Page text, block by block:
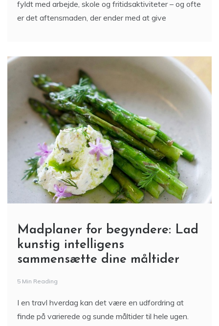
fyldt med arbejde, skole og fritidsaktiviteter – og ofte
er det aftensmaden, der ender med at give
Madplaner for begyndere: Lad
kunstig intelligens
sammensætte dine måltider
5 Min Reading
I en travl hverdag kan det være en udfordring at
finde på varierede og sunde måltider til hele ugen.